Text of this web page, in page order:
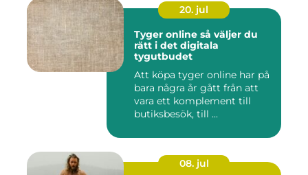
20. jul
Tyger online så väljer du
rätt i det digitala
tygutbudet
Att köpa tyger online har på
bara några år gått från att
vara ett komplement till
butiksbesök, till ...
08. jul